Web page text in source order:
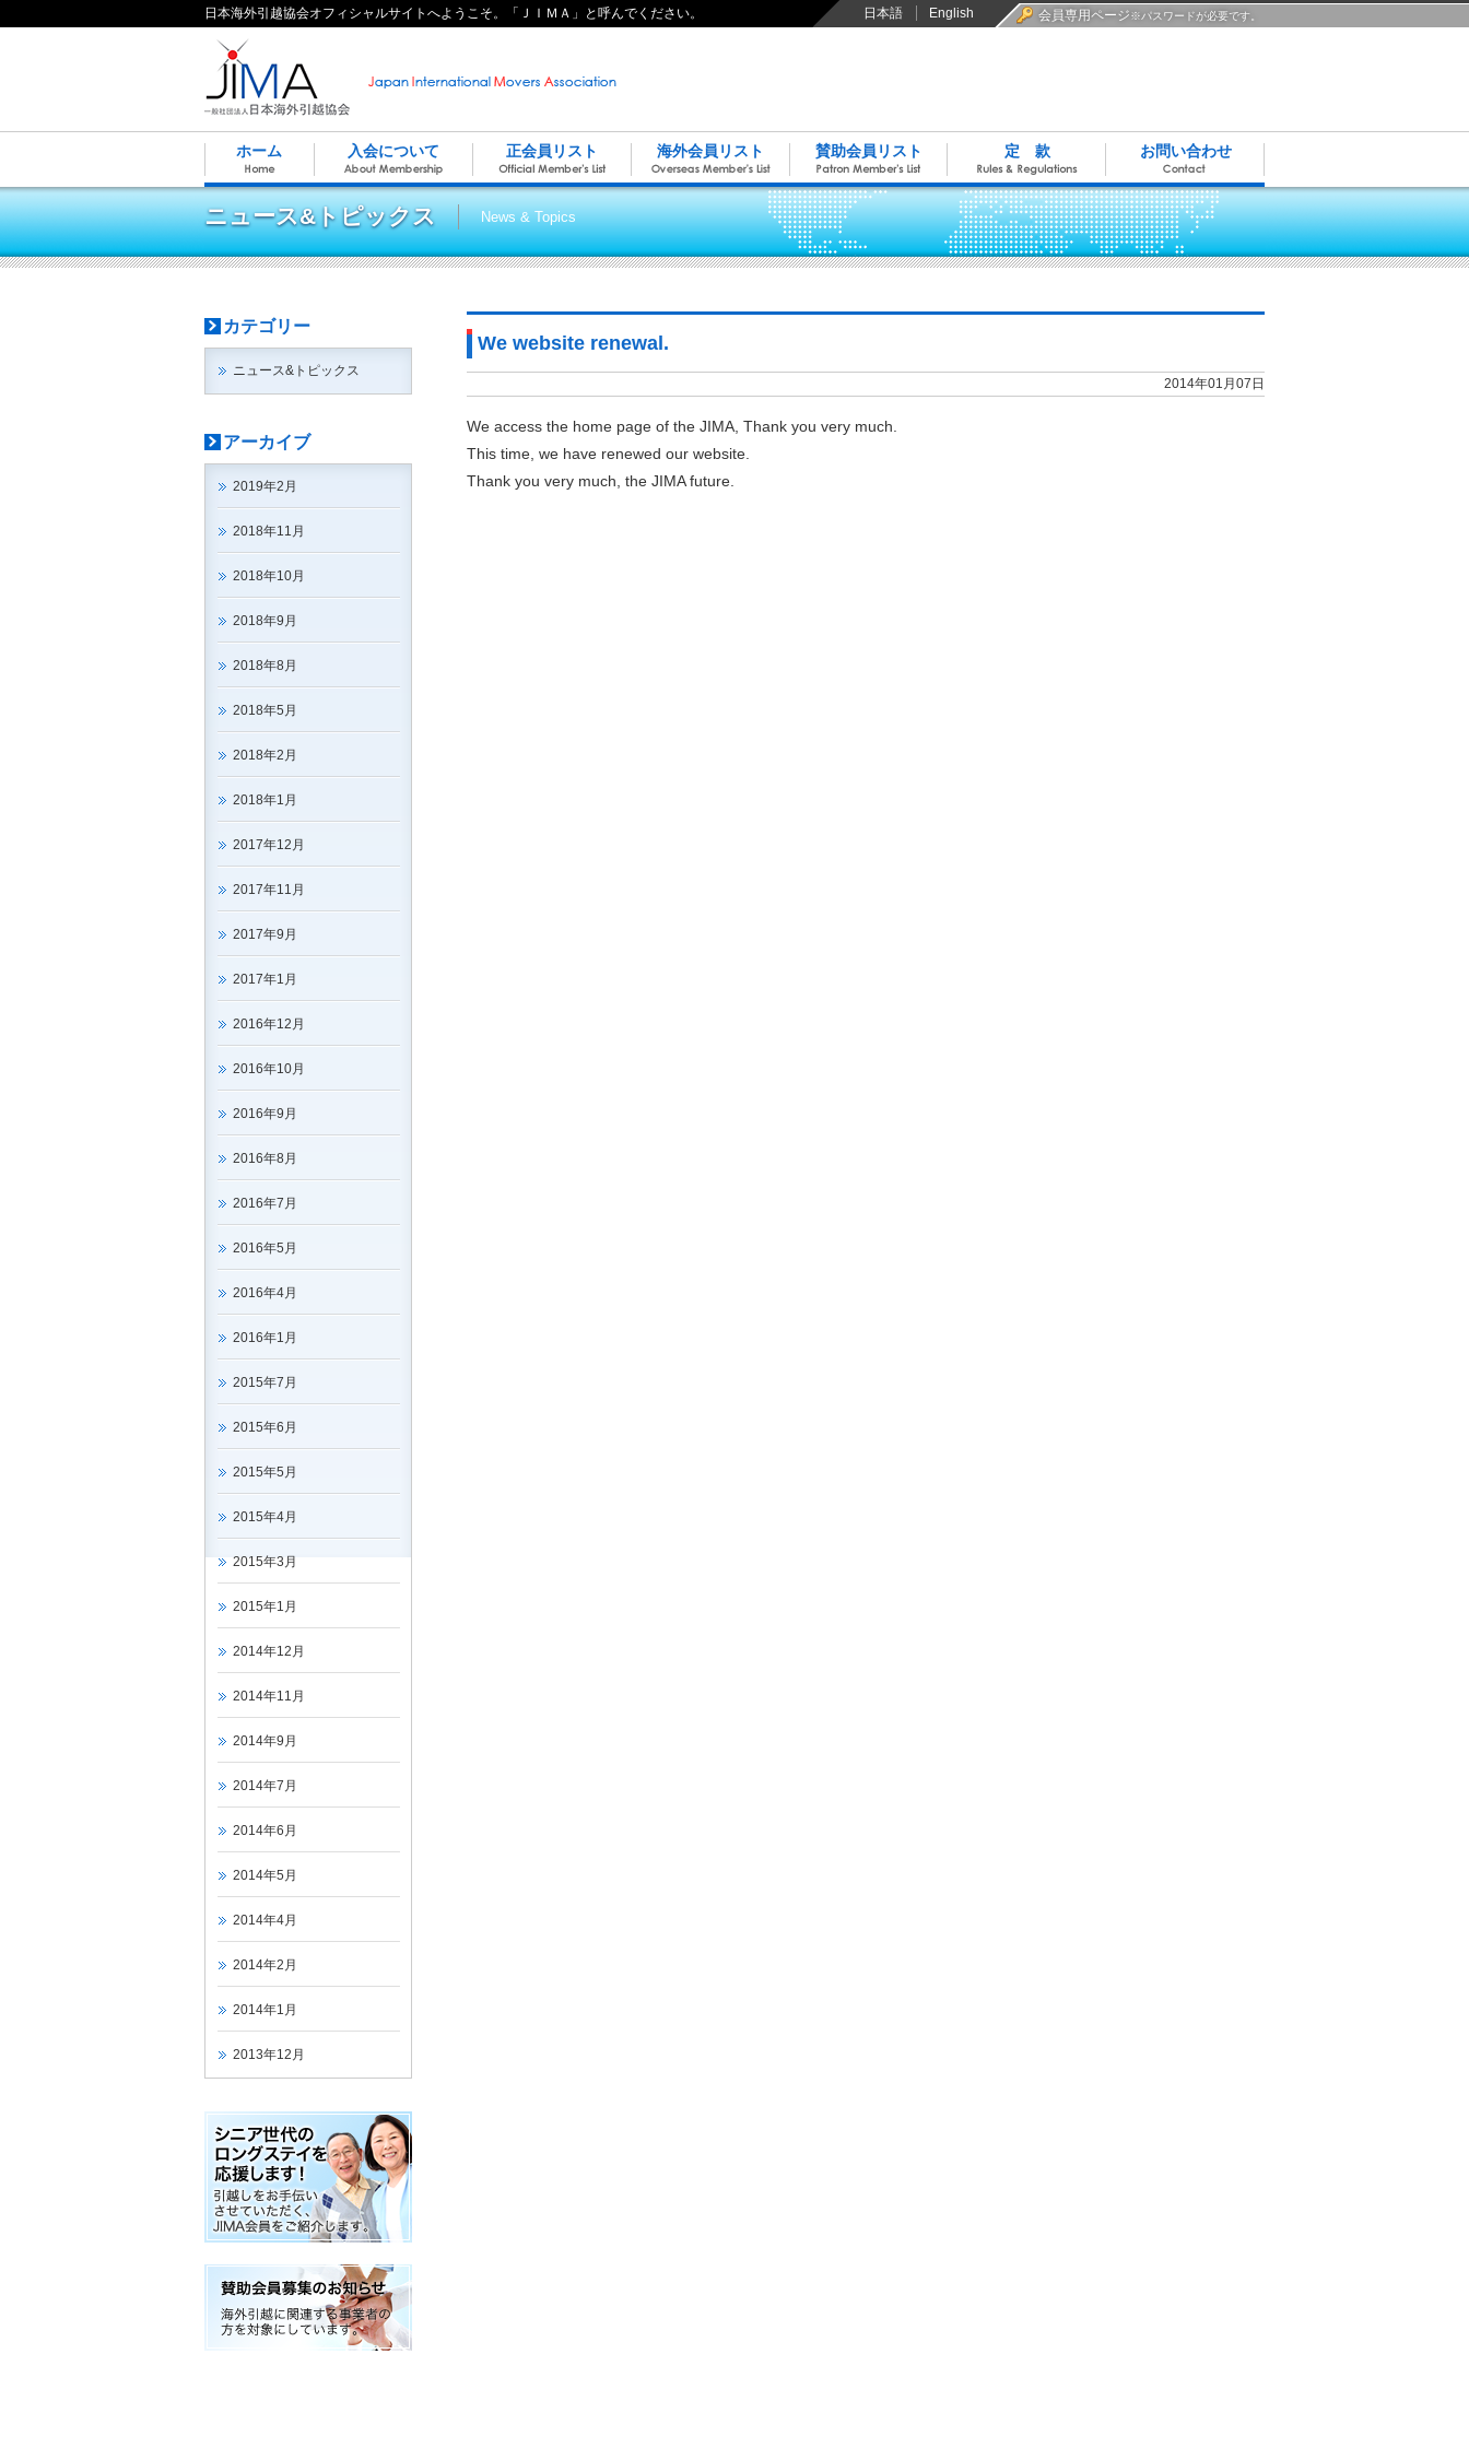
日本海外引越協会オフィシャルサイトへようこそ。「ＪＩＭＡ」と呼んでください。 日本語 English 会員専用ページ※パスワードが必要です。
ホーム 入会について 正会員リスト 海外会員リスト 賛助会員リスト 定 款 お問い合わせ
ニュース&トピックス News & Topics
カテゴリー
ニュース&トピックス
アーカイブ
2019年2月
2018年11月
2018年10月
2018年9月
2018年8月
2018年5月
2018年2月
2018年1月
2017年12月
2017年11月
2017年9月
2017年1月
2016年12月
2016年10月
2016年9月
2016年8月
2016年7月
2016年5月
2016年4月
2016年1月
2015年7月
2015年6月
2015年5月
2015年4月
2015年3月
2015年1月
2014年12月
2014年11月
2014年9月
2014年7月
2014年6月
2014年5月
2014年4月
2014年2月
2014年1月
2013年12月
We website renewal.
2014年01月07日
We access the home page of the JIMA, Thank you very much.
This time, we have renewed our website.
Thank you very much, the JIMA future.